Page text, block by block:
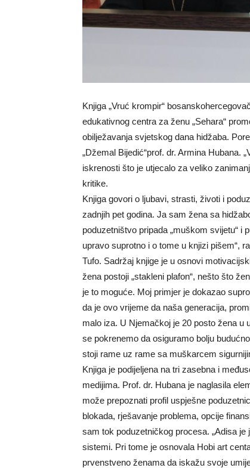
Knjiga „Vruć krompir“
edukativnog centra za ženu „Sehara“
obilježavanja svjetskog dana hidžaba.
„Džemal Bijedić“prof. dr. Armina Hubana.
iskrenosti što je utjecalo za veliko
kritike.
Knjiga govori o ljubavi, strasti, životi i
zadnjih pet godina. Ja sam žena sa
poduzetništvo pripada „muškom svijetu“ i
upravo suprotno i o tome u knjizi pišem“,
Tufo. Sadržaj knjige je u osnovi
žena postoji „stakleni plafon“, nešto što
je to moguće. Moj primjer je dokazao
da je ovo vrijeme da naša generacija,
malo iza. U Njemačkoj je 20 posto žena u
se pokrenemo da osiguramo bolju
stoji rame uz rame sa muškarcem
Knjiga je podijeljena na tri zasebna i
medijima. Prof. dr. Hubana je naglasila
može prepoznati profil uspješne
blokada, rješavanje problema, opcije
sam tok poduzetničkog procesa. „Adisa
sistemi. Pri tome je osnovala Hobi art
prvenstveno ženama da iskažu svoje